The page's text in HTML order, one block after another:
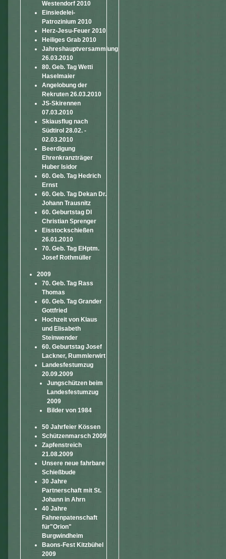
Westendorf 2010
Einsiedelei-
Patrozinium 2010
Herz-Jesu-Feuer 2010
Heiliges Grab 2010
Jahreshauptversammlung
26.03.2010
80. Geb. Tag Wetti
Haselmaier
Angelobung der
Rekruten 26.03.2010
JS-Skirennen
07.03.2010
Skiausflug nach
Südtirol 28.02. -
02.03.2010
Beerdigung
Ehrenkranzträger
Huber Isidor
60. Geb. Tag Hedrich
Ernst
60. Geb. Tag Dekan Dr.
Johann Trausnitz
60. Geburtstag DI
Christian Sprenger
Eisstockschießen
26.01.2010
70. Geb. Tag EHptm.
Josef Rothmüller
2009
70. Geb. Tag Rass
Thomas
60. Geb. Tag Grander
Gottfried
Hochzeit von Klaus
und Elisabeth
Steinwender
60. Geburtstag Josef
Lackner, Rummlerwirt
Landesfestumzug
20.09.2009
Jungschützen beim
Landesfestumzug
2009
Bilder von 1984
50 Jahrfeier Kössen
Schützenmarsch 2009
Zapfenstreich
21.08.2009
Unsere neue fahrbare
Schießbude
30 Jahre
Partnerschaft mit St.
Johann in Ahrn
40 Jahre
Fahnenpatenschaft
für"Orion"
Burgwindheim
Baons-Fest Kitzbühel
2009